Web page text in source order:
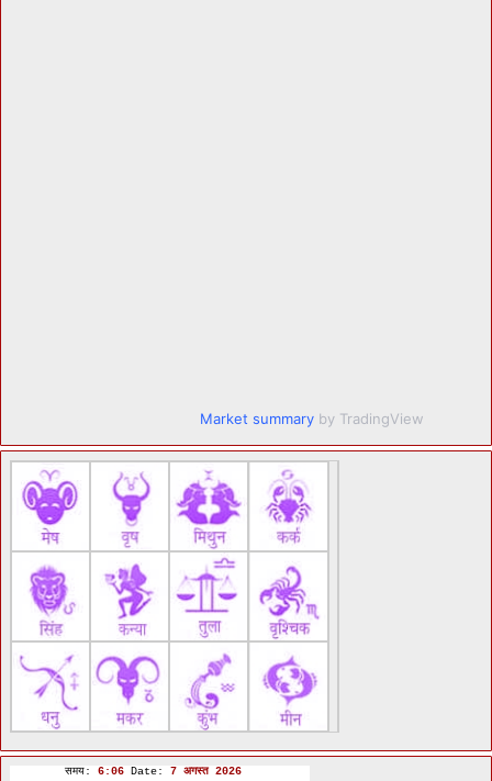
Market summary by TradingView